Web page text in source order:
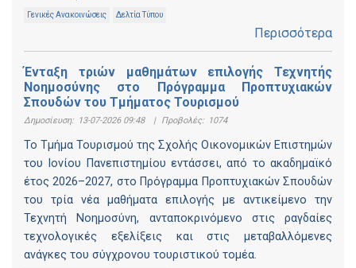
Γενικές Ανακοινώσεις Δελτία Τύπου
Περισσότερα
Ένταξη τριών μαθημάτων επιλογής Τεχνητής
Νοημοσύνης στο Πρόγραμμα Προπτυχιακών
Σπουδών του Τμήματος Τουρισμού
Δημοσίευση: 13-07-2026 09:48 | Προβολές: 1074
Το Τμήμα Τουρισμού της Σχολής Οικονομικών Επιστημών
του Ιονίου Πανεπιστημίου εντάσσει, από το ακαδημαϊκό
έτος 2026–2027, στο Πρόγραμμα Προπτυχιακών Σπουδών
του τρία νέα μαθήματα επιλογής με αντικείμενο την
Τεχνητή Νοημοσύνη, ανταποκρινόμενο στις ραγδαίες
τεχνολογικές εξελίξεις και στις μεταβαλλόμενες
ανάγκες του σύγχρονου τουριστικού τομέα.